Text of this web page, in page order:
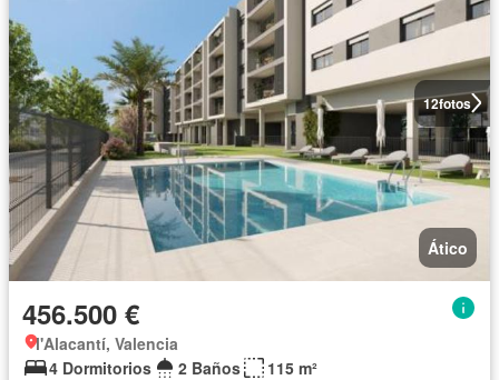
12fotos
Ático
456.500 €
l'Alacantí, Valencia
4 Dormitorios
2 Baños
115 m²